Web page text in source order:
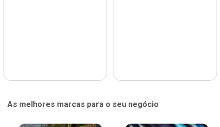
As melhores marcas para o seu negócio